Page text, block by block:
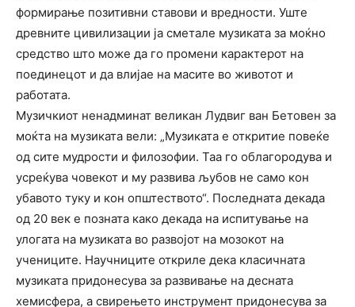
формирање позитивни ставови и вредности. Уште
древните цивилизации ја сметале музиката за моќно
средство што може да го промени карактерот на
поединецот и да влијае на масите во животот и
работата.
Музичкиот ненадминат великан Лудвиг ван Бетовен за
моќта на музиката вели: „Музиката е откритие повеќе
од сите мудрости и филозофии. Таа го облагородува и
усреќува човекот и му развива љубов не само кон
убавото туку и кон општеството“. Последната декада
од 20 век е позната како декада на испитување на
улогата на музиката во развојот на мозокот на
учениците. Научниците откриле дека класичната
музиката придонесува за развивање на десната
хемисфера, а свирењето инструмент придонесува за